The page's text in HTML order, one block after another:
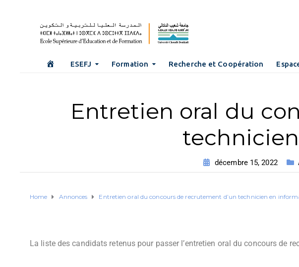
ESEFJ Formation Recherche et Coopération
Entretien oral du
décembre 15, 2022
Home Annonces Entretien oral du concours de recrutement d’un technicien en
La liste des candidats retenus pour passer l’entretien oral du concours de